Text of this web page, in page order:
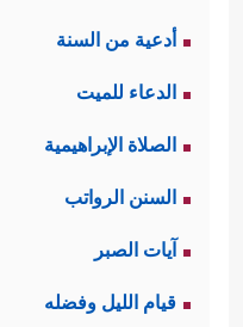
أدعية من السنة
الدعاء للميت
الصلاة الإبراهيمية
السنن الرواتب
آيات الصبر
قيام الليل وفضله